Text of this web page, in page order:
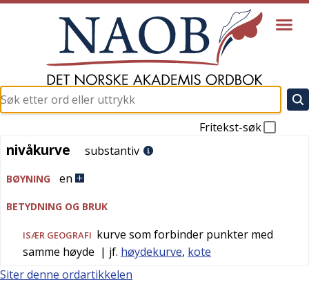
Fritekst-søk
nivåkurve
nivåkurve substantiv
BØYNING en
BETYDNING OG BRUK
ISÆR GEOGRAFI kurve som forbinder punkter med
samme høyde | jf. høydekurve, kote
Siter denne ordartikkelen